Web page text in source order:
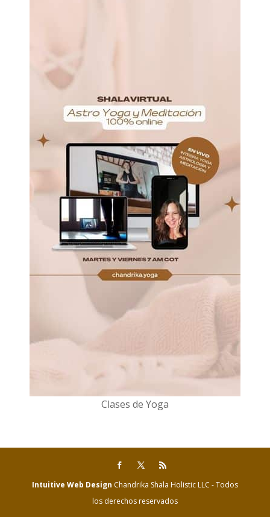
Clases de Yoga
Intuitive Web Design Chandrika Shala Holistic LLC - Todos
los derechos reservados